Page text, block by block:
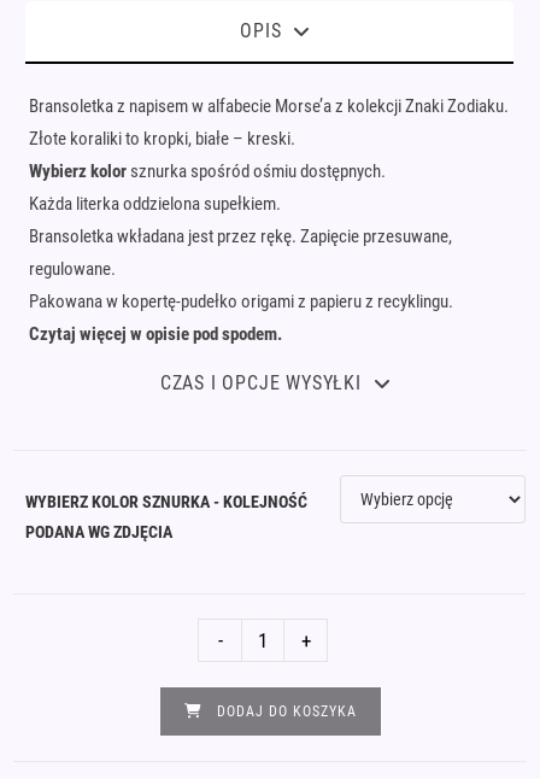
OPIS
Bransoletka z napisem w alfabecie Morse’a z kolekcji Znaki Zodiaku.
Złote koraliki to kropki, białe – kreski.
Wybierz kolor sznurka spośród ośmiu dostępnych.
Każda literka oddzielona supełkiem.
Bransoletka wkładana jest przez rękę. Zapięcie przesuwane,
regulowane.
Pakowana w kopertę-pudełko origami z papieru z recyklingu.
Czytaj więcej w opisie pod spodem.
CZAS I OPCJE WYSYŁKI
WYBIERZ KOLOR SZNURKA - KOLEJNOŚĆ
PODANA WG ZDJĘCIA
Bransoletka
alfabet
Morse'a
- +
DODAJ DO KOSZYKA